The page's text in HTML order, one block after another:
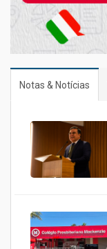
Notas & Notícias